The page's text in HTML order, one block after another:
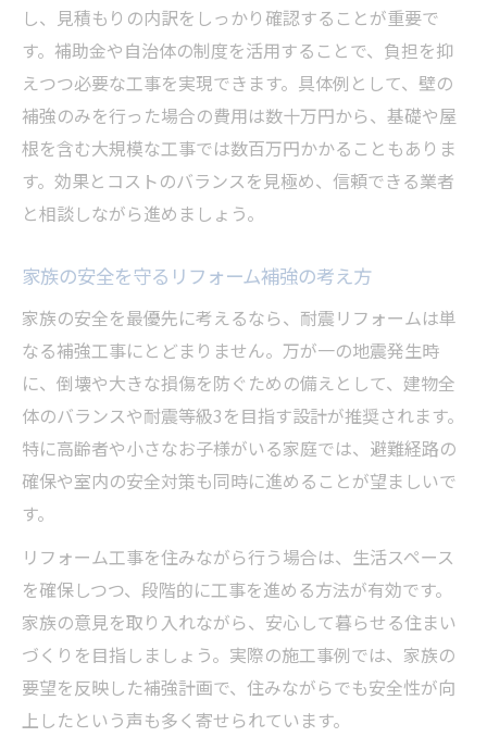
し、見積もりの内訳をしっかり確認することが重要で
す。補助金や自治体の制度を活用することで、負担を抑
えつつ必要な工事を実現できます。具体例として、壁の
補強のみを行った場合の費用は数十万円から、基礎や屋
根を含む大規模な工事では数百万円かかることもありま
す。効果とコストのバランスを見極め、信頼できる業者
と相談しながら進めましょう。
家族の安全を守るリフォーム補強の考え方
家族の安全を最優先に考えるなら、耐震リフォームは単
なる補強工事にとどまりません。万が一の地震発生時
に、倒壊や大きな損傷を防ぐための備えとして、建物全
体のバランスや耐震等級3を目指す設計が推奨されます。
特に高齢者や小さなお子様がいる家庭では、避難経路の
確保や室内の安全対策も同時に進めることが望ましいで
す。
リフォーム工事を住みながら行う場合は、生活スペース
を確保しつつ、段階的に工事を進める方法が有効です。
家族の意見を取り入れながら、安心して暮らせる住まい
づくりを目指しましょう。実際の施工事例では、家族の
要望を反映した補強計画で、住みながらでも安全性が向
上したという声も多く寄せられています。